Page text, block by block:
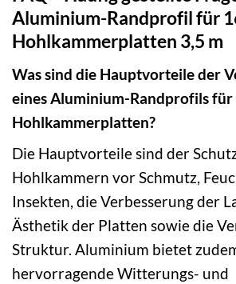
Aluminium-Randprofil für
Hohlkammerplatten 3,5 m
Was sind die Hauptvorteile der
eines Aluminium-Randprofils für
Hohlkammerplatten?
Die Hauptvorteile sind der
Hohlkammern vor Schmutz,
Insekten, die Verbesserung der
Ästhetik der Platten sowie die
Struktur. Aluminium bietet
hervorragende Witterungs- und